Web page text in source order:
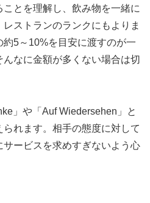
とを理解し、飲み物を一緒に
ストランのランクにもよりま
5～10%を目安に渡すのが一
なに金額が多くない場合は切
」や「Auf Wiedersehen」と
れます。相手の態度に対して
ービスを求めすぎないよう心